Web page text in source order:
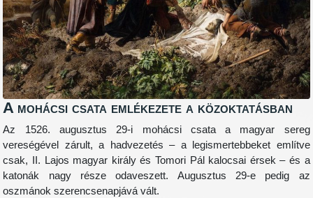
A mohácsi csata emlékezete a közoktatásban
Az 1526. augusztus 29-i mohácsi csata a magyar sereg
vereségével zárult, a hadvezetés – a legismertebbeket említve
csak, II. Lajos magyar király és Tomori Pál kalocsai érsek – és a
katonák nagy része odaveszett. Augusztus 29-e pedig az
oszmánok szerencsenapjává vált.